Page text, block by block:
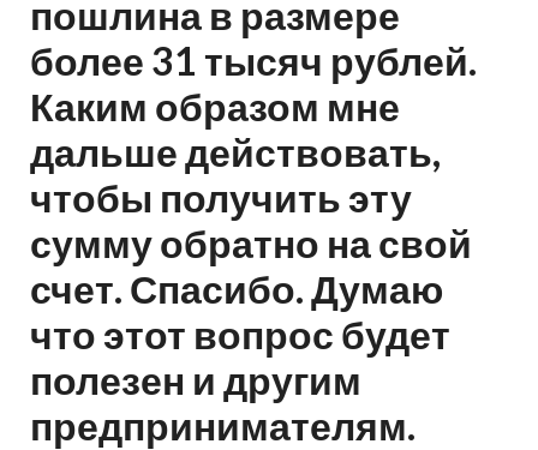
пошлина в размере
более 31 тысяч рублей.
Каким образом мне
дальше действовать,
чтобы получить эту
сумму обратно на свой
счет. Спасибо. Думаю
что этот вопрос будет
полезен и другим
предпринимателям.